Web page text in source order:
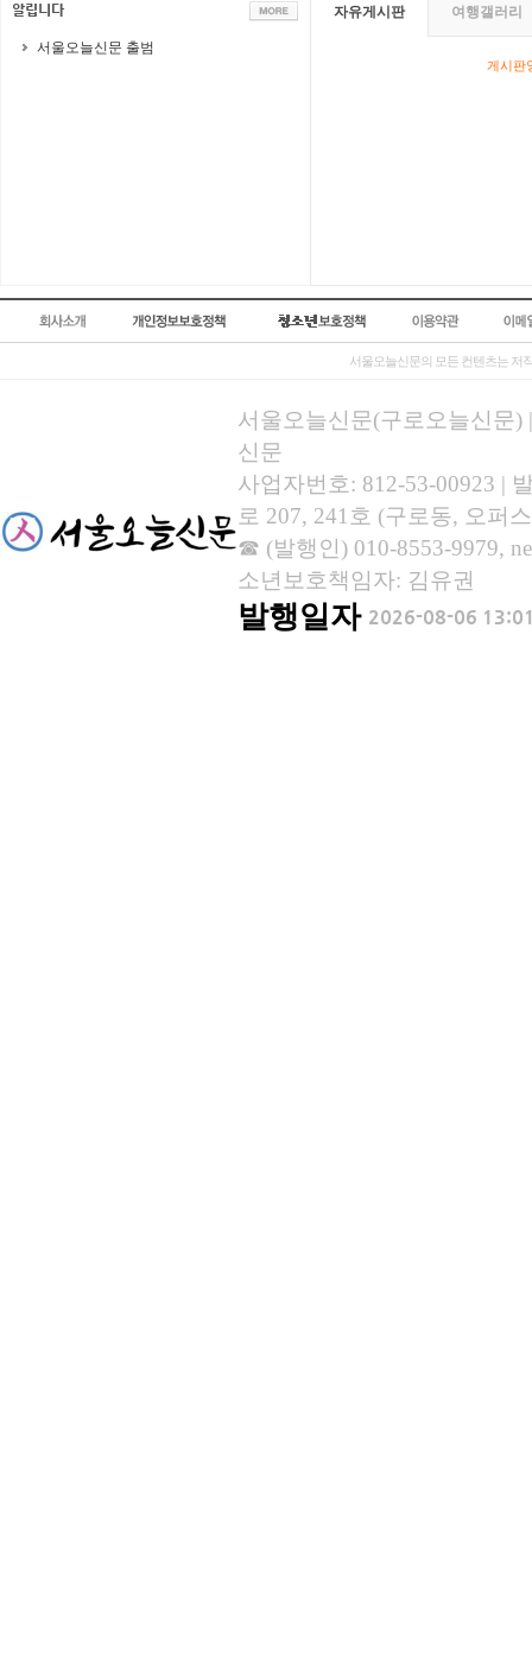
서울오늘신문 출범
자유게시판 여행갤러리
게시판
서울오늘신문의 모든 컨텐츠는 저
서울오늘신문(구로오늘신문)
신문
사업자번호: 812-53-00923 |
로 207, 241호 (구로동, 오퍼
☎ (발행인) 010-8553-9979,
소년보호책임자: 김유권
발행일자